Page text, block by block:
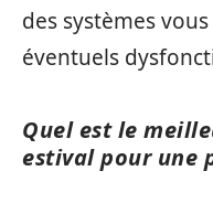
des systèmes
éventuels
Quel est le
estival pour une